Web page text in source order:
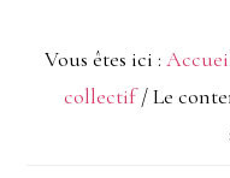
Vous êtes ici :
collectif /Le